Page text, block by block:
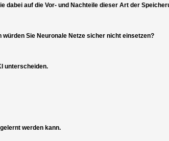
dabei auf die Vor- und Nachteile dieser Art der
Sie Neuronale Netze sicher nicht einsetzen?
unterscheiden.
werden kann.